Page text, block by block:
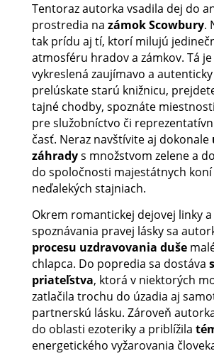
Tentoraz autorka vsadila dej do
prostredia na zámok Scowbury.
tak prídu aj tí, ktorí milujú
atmosféru hradov a zámkov. Tá
vykreslená zaujímavo a autenticky
prelúskate starú knižnicu,
tajné chodby, spoznáte
pre služobníctvo či
časť. Neraz navštívite aj dokonale
záhradys množstvom zelene a
do spoločnosti majestátnych koní
neďalekých stajniach.
Okrem romantickej dejovej linky a
spoznávania pravej lásky sa
procesu uzdravovania duše
chlapca. Do popredia sa dostáva
priateľstva, ktorá v niektorých
zatlačila trochu do úzadia aj
partnerskú lásku. Zároveň
do oblasti ezoteriky a priblížila
energetického vyžarovania